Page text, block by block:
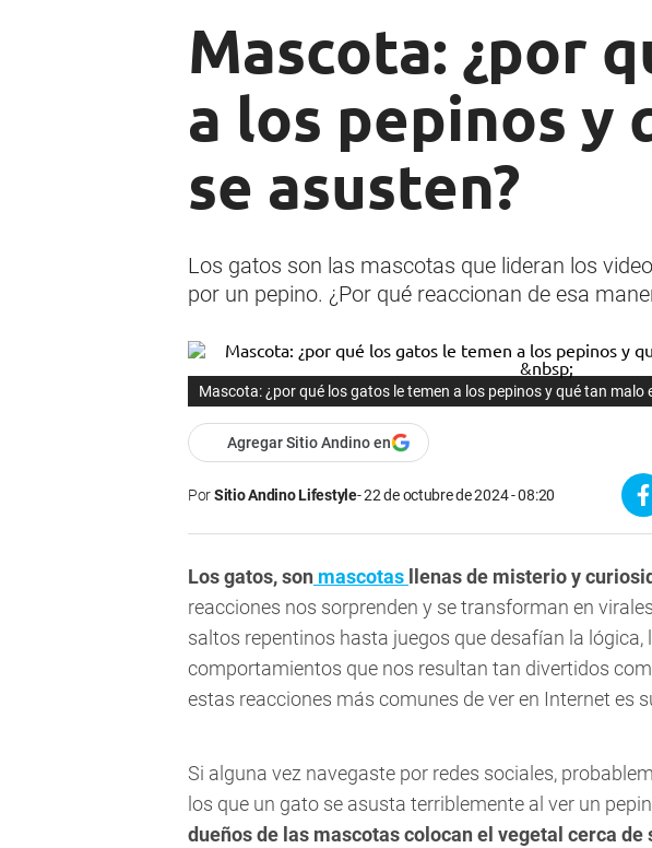
Mascota: ¿por
a los pepinos y
se asusten?
Los gatos son las mascotas que lideran los
por un pepino. ¿Por qué reaccionan de esa
Mascota: ¿por qué los gatos le temen a los pepinos y qué tan malo
Agregar Sitio Andino en
PorSitio Andino Lifestyle 22 de octubre de 2024 - 08:20
Los gatos, son mascotas llenas de misterio y
reacciones nos sorprenden y se transforman en
saltos repentinos hasta juegos que desafían la lógica,
comportamientos que nos resultan tan divertidos
estas reacciones más comunes de ver en Internet es
Si alguna vez navegaste por redes sociales,
los que un gato se asusta terriblemente al ver un
dueños de las mascotas colocan el vegetal cerca de